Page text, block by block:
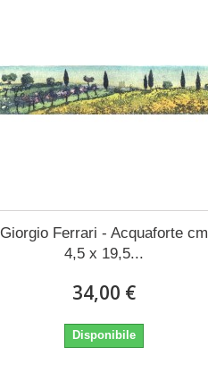
Giorgio Ferrari - Acquaforte cm
4,5 x 19,5...
34,00 €
Disponibile